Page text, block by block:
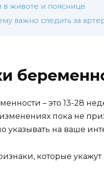
в животе и пояснице
важно следить за
– это 13-28
пока не
указывать на ваше
которые